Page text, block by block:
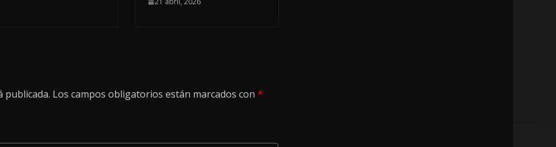
publicada. Los campos obligatorios están marcados con *